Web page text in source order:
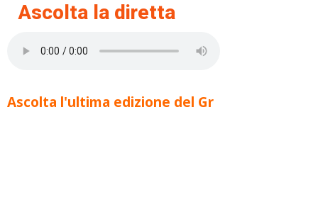
Ascolta la diretta
Ascolta l'ultima edizione del Gr